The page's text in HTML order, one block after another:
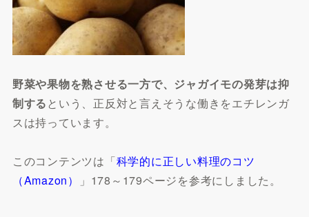
野菜や果物を熟させる一方で、ジャガイモの発芽は抑
制する という、正反対と言えそうな働きをエチレンガ
スは持っています。
このコンテンツは「科学的に正しい料理のコツ
（Amazon）
」178～179ページを参考にしました。